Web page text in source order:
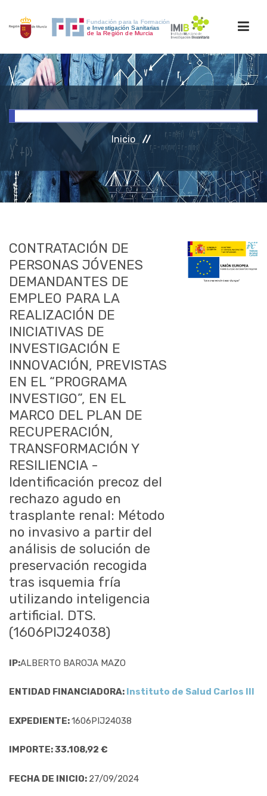
INICIO
INVESTIGACIÓN
RRHH
ACCESO PERSONAL
Inicio
CONTRATACIÓN DE
PERSONAS JÓVENES
DEMANDANTES DE
EMPLEO PARA LA
REALIZACIÓN DE
INICIATIVAS DE
INVESTIGACIÓN E
INNOVACIÓN, PREVISTAS
EN EL “PROGRAMA
INVESTIGO”, EN EL
MARCO DEL PLAN DE
RECUPERACIÓN,
TRANSFORMACIÓN Y
RESILIENCIA -
Identificación precoz del
rechazo agudo en
trasplante renal: Método
no invasivo a partir del
análisis de solución de
preservación recogida
tras isquemia fría
utilizando inteligencia
artificial. DTS.
(1606PIJ24038)
IP:ALBERTO BAROJA MAZO
ENTIDAD FINANCIADORA: Instituto de Salud Carlos III
EXPEDIENTE:1606PIJ24038
IMPORTE: 33.108,92 €
FECHA DE INICIO: 27/09/2024